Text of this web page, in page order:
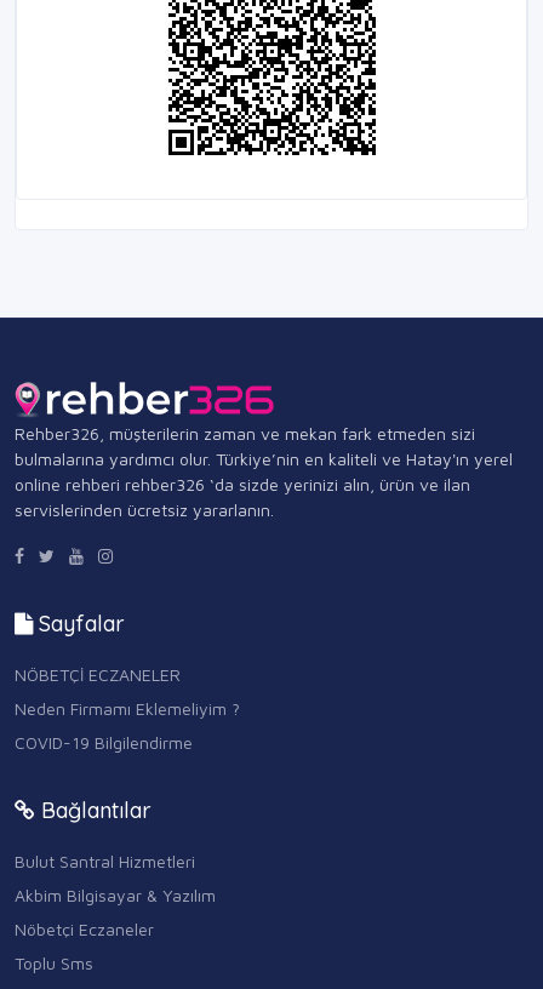
Rehber326, müşterilerin zaman ve mekan fark etmeden sizi
bulmalarına yardımcı olur. Türkiye’nin en kaliteli ve Hatay'ın yerel
online rehberi rehber326 ‘da sizde yerinizi alın, ürün ve ilan
servislerinden ücretsiz yararlanın.
Sayfalar
NÖBETÇİ ECZANELER
Neden Firmamı Eklemeliyim ?
COVID-19 Bilgilendirme
Bağlantılar
Bulut Santral Hizmetleri
Akbim Bilgisayar & Yazılım
Nöbetçi Eczaneler
Toplu Sms